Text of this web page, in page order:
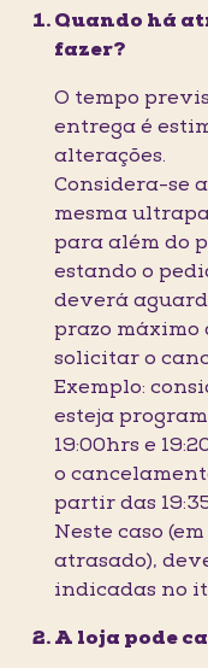
Quando há
fazer?
O tempo
entrega é
alterações.
Considera-se
mesma
para além do
estando o
deverá
prazo máximo
solicitar o
Exemplo:
esteja
19:00hrs e
o
partir das
Neste caso
atrasado),
indicadas no
A loja pode